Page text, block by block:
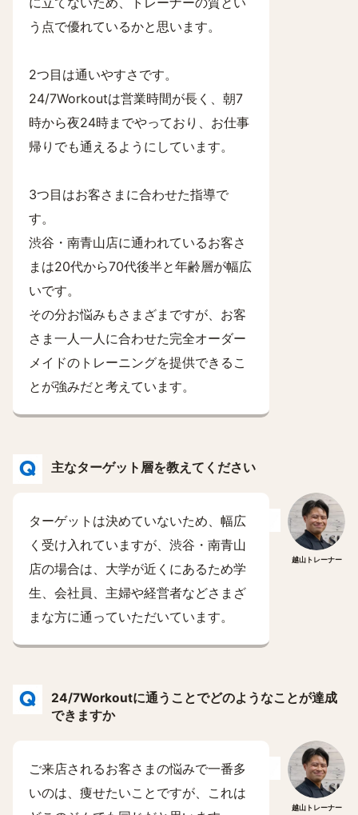
う点で優れているかと思います。
2つ目は通いやすさです。
24/7Workoutは営業時間が長く、朝7
時から夜24時までやっており、お仕事
帰りでも通えるようにしています。
3つ目はお客さまに合わせた指導で
す。
渋谷・南青山店に通われているお客さ
まは20代から70代後半と年齢層が幅広
いです。
その分お悩みもさまざまですが、お客
さま一人一人に合わせた完全オーダー
メイドのトレーニングを提供できるこ
とが強みだと考えています。
主なターゲット層を教えてください
越山トレーナー
ターゲットは決めていないため、幅広
く受け入れていますが、渋谷・南青山
店の場合は、大学が近くにあるため学
生、会社員、主婦や経営者などさまざ
まな方に通っていただいています。
24/7Workoutに通うことでどのようなことが達成
できますか
越山トレーナー
ご来店されるお客さまの悩みで一番多
いのは、痩せたいことですが、これは